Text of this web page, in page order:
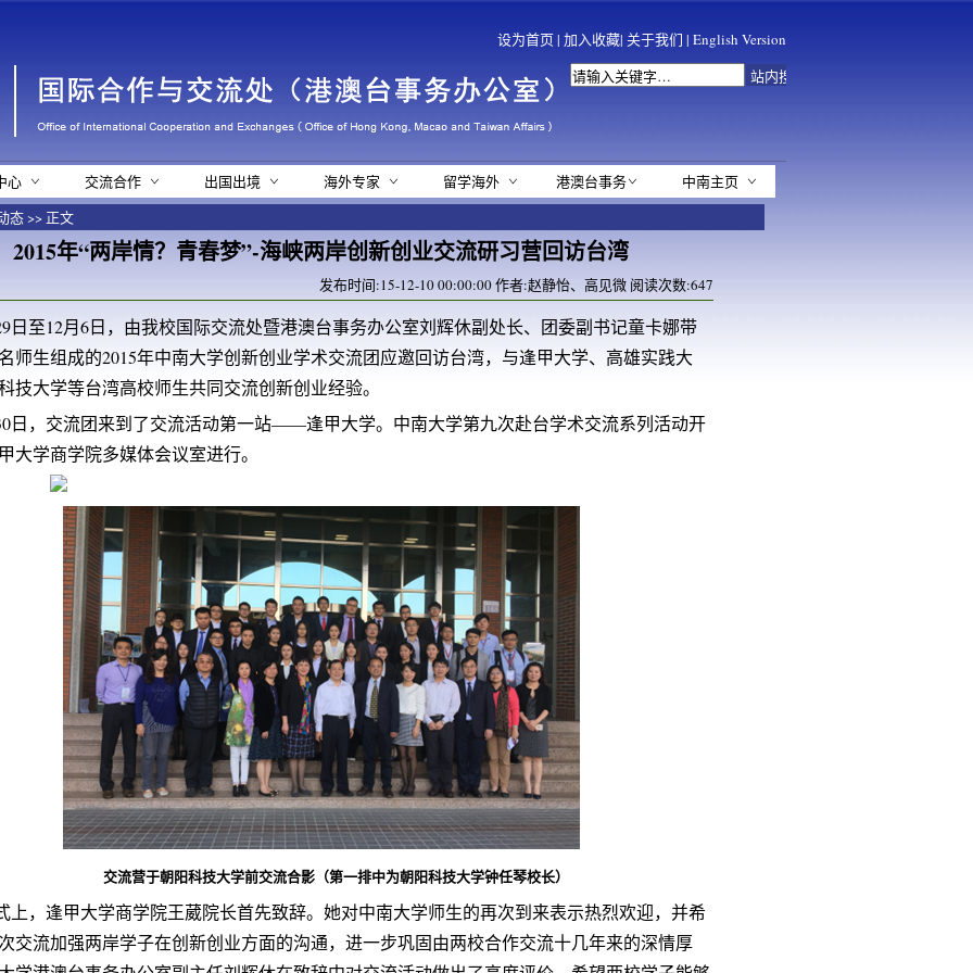
设为首页| 加入收藏| 关于我们 | English Version
心 交流合作 出国出境 海外专家 留学海外 港澳台事务
中南主页
态>> 正文
2015年“两岸情？青春梦”-海峡两岸创新创业交流研习营回访台湾
发布时间:15-12-10 00:00:00 作者:赵静怡、高见微 阅读次数:647
日至12月6日，由我校国际交流处暨港澳台事务办公室刘辉休副处长、团委副书记童卡娜带
师生组成的2015年中南大学创新创业学术交流团应邀回访台湾，与逢甲大学、高雄实践大
技大学等台湾高校师生共同交流创新创业经验。
日，交流团来到了交流活动第一站——逢甲大学。中南大学第九次赴台学术交流系列活动开
大学商学院多媒体会议室进行。
交流营于朝阳科技大学前交流合影（第一排中为朝阳科技大学钟任琴校长）
上，逢甲大学商学院王葳院长首先致辞。她对中南大学师生的再次到来表示热烈欢迎，并希
交流加强两岸学子在创新创业方面的沟通，进一步巩固由两校合作交流十几年来的深情厚